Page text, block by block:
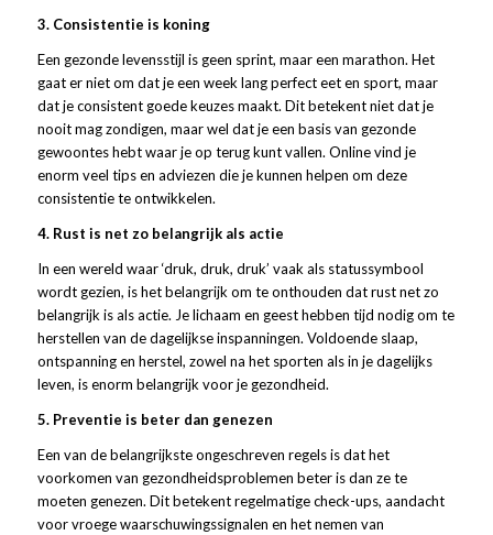
3. Consistentie is koning
Een gezonde levensstijl is geen sprint, maar een marathon. Het
gaat er niet om dat je een week lang perfect eet en sport, maar
dat je consistent goede keuzes maakt. Dit betekent niet dat je
nooit mag zondigen, maar wel dat je een basis van gezonde
gewoontes hebt waar je op terug kunt vallen. Online vind je
enorm veel tips en adviezen die je kunnen helpen om deze
consistentie te ontwikkelen.
4. Rust is net zo belangrijk als actie
In een wereld waar ‘druk, druk, druk’ vaak als statussymbool
wordt gezien, is het belangrijk om te onthouden dat rust net zo
belangrijk is als actie. Je lichaam en geest hebben tijd nodig om te
herstellen van de dagelijkse inspanningen. Voldoende slaap,
ontspanning en herstel, zowel na het sporten als in je dagelijks
leven, is enorm belangrijk voor je gezondheid.
5. Preventie is beter dan genezen
Een van de belangrijkste ongeschreven regels is dat het
voorkomen van gezondheidsproblemen beter is dan ze te
moeten genezen. Dit betekent regelmatige check-ups, aandacht
voor vroege waarschuwingssignalen en het nemen van